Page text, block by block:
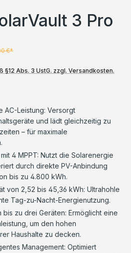
3 Pro
€*
§12 Abs. 3 UstG. zzgl. Versandkosten.
AC-Leistung: Versorgt
und lädt gleichzeitig zu
– für maximale
4 MPPT: Nutzt die Solarenergie
durch direkte PV-Anbindung
bis zu 4.800 kWh.
von 2,52 bis 45,36 kWh: Ultrahohle
Tag-zu-Nacht-Energienutzung.
zu drei Geräten: Ermöglicht eine
um den hohen
Haushalte zu decken.
Management: Optimiert